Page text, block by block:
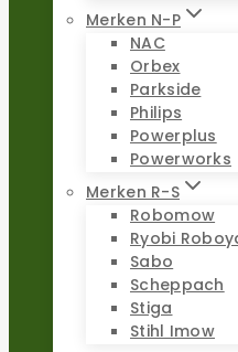
Merken N-P
NAC
Orbex
Parkside
Philips
Powerplus
Powerworks
Merken R-S
Robomow
Ryobi
Sabo
Scheppach
Stiga
Stihl Imow